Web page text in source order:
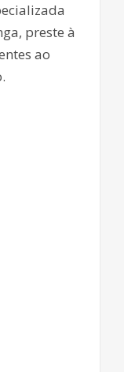
preste à
ao